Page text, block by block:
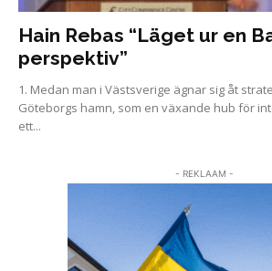
Hain Rebas “Läget ur en
perspektiv”
1. Medan man i Västsverige ägnar sig åt
Göteborgs hamn, som en växande hub för
ett...
- REKLAAM -